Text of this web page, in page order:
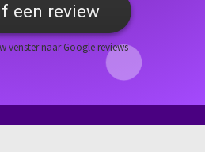
een review
venster naar Google reviews